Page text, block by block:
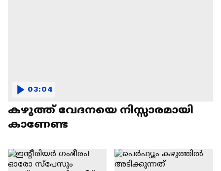
കഴുത്ത് വേദനയെ നിസ്സാരമായി
കാണേണ്ട
03:04